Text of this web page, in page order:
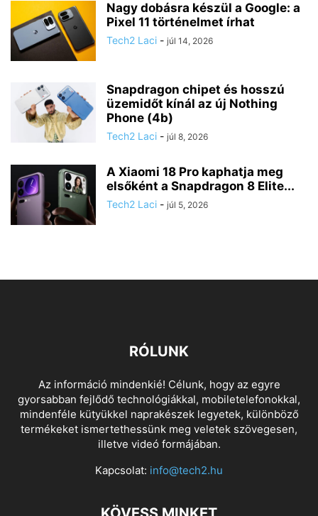
Nagy dobásra készül a Google: a
Pixel 11 történelmet írhat
Tech2 Laci - júl 14, 2026
Snapdragon chipet és hosszú
üzemidőt kínál az új Nothing
Phone (4b)
Tech2 Laci - júl 8, 2026
A Xiaomi 18 Pro kaphatja meg
elsőként a Snapdragon 8 Elite...
Tech2 Laci - júl 5, 2026
RÓLUNK
Az információ mindenkié! Célunk, hogy az egyre
gyorsabban fejlődő technológiákkal, mobiletelefonokkal,
mindenféle kütyükkel naprakészek legyetek, különböző
termékeket ismertethessünk meg veletek szövegesen,
illetve videó formájában.
Kapcsolat: info@tech2.hu